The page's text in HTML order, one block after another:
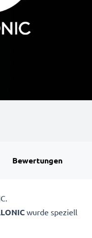
Bewertungen
wurde speziell